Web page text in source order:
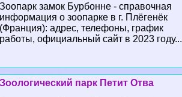
Зоопарк замок Бурбонне - справочная
информация о зоопарке в г. Плёгенёк
(Франция): адрес, телефоны, график
работы, официальный сайт в 2023 году...
Зоологический парк Петит Отва